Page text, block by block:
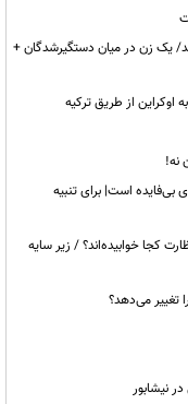
یک زن در میان دستگیرشدگان +
از طریق ترکیه
نه!
است| برای تنبیه
کجا خوابیده‌اند؟ / زیر سایه
تغییر می‌دهد؟